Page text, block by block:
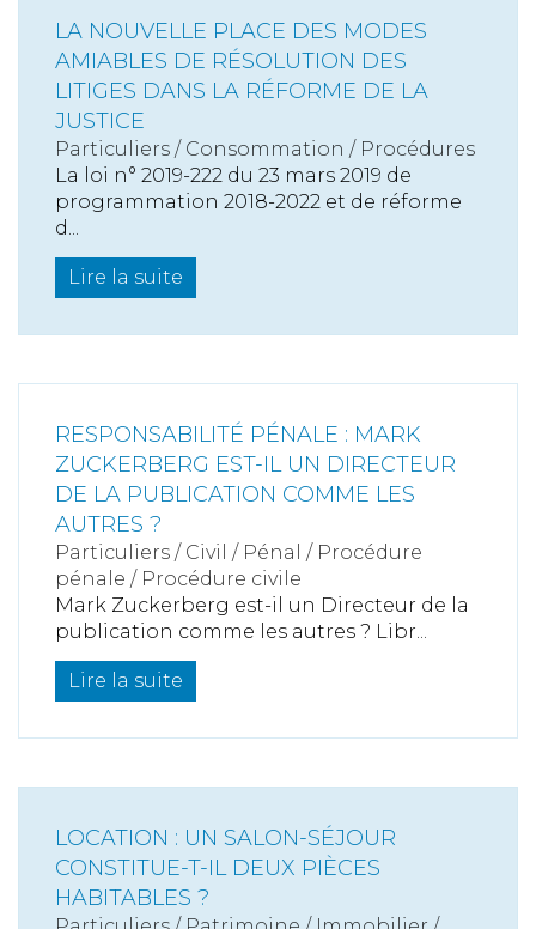
LA NOUVELLE PLACE DES MODES
AMIABLES DE RÉSOLUTION DES
LITIGES DANS LA RÉFORME DE LA
JUSTICE
Particuliers / Consommation / Procédures
La loi n° 2019-222 du 23 mars 2019 de
programmation 2018-2022 et de réforme
d...
Lire la suite
RESPONSABILITÉ PÉNALE : MARK
ZUCKERBERG EST-IL UN DIRECTEUR
DE LA PUBLICATION COMME LES
AUTRES ?
Particuliers / Civil / Pénal / Procédure
pénale / Procédure civile
Mark Zuckerberg est-il un Directeur de la
publication comme les autres ? Libr...
Lire la suite
LOCATION : UN SALON-SÉJOUR
CONSTITUE-T-IL DEUX PIÈCES
HABITABLES ?